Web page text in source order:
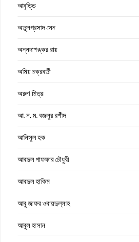
আবৃত্তি
অতুলপ্রসাদ সেন
অন্নদাশঙ্কর রায়
অমিয় চক্রবর্তী
অরুণ মিত্র
আ. ন. ম. বজলুর রশীদ
আনিসুল হক
আবদুল গাফফার চৌধুরী
আবদুল হাকিম
আবু জাফর ওবায়দুল্লাহ
আবুল হাসান